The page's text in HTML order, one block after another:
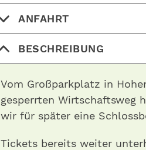
ANFAHRT
BESCHREIBUNG
Vom Großparkplatz in
gesperrten Wirtschaftsweg
wir für später eine
Tickets bereits weiter